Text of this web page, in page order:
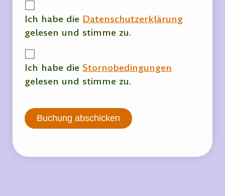
Ich habe die Datenschutzerklärung
gelesen und stimme zu.
Ich habe die Stornobedingungen
gelesen und stimme zu.
Buchung abschicken